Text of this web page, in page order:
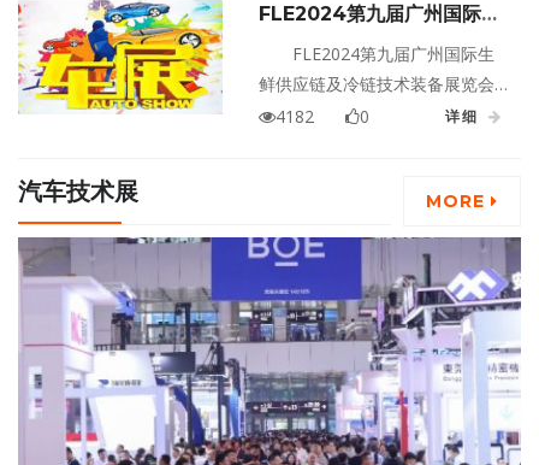
最新市场机遇进行战略分享，向
大家展示了冷链物流装备及制冷
设备上下游产业的最新技术，致
力推动科学技术市场转化、物流
FLE2024第九届广州国际生
鲜供应链及冷链技术装备展览
FLE2024第九届广州国际生
鲜供应链及冷链技术装备展览会
将于2024年8月23日至25日在广
4182 0 详细
汽车技术展 MORE